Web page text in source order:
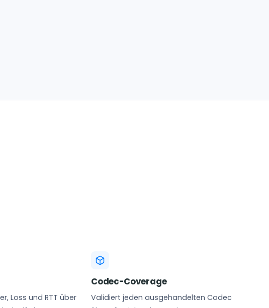
Loss und RTT über
Codec-Coverage
Validiert jeden ausgehandelten Codec